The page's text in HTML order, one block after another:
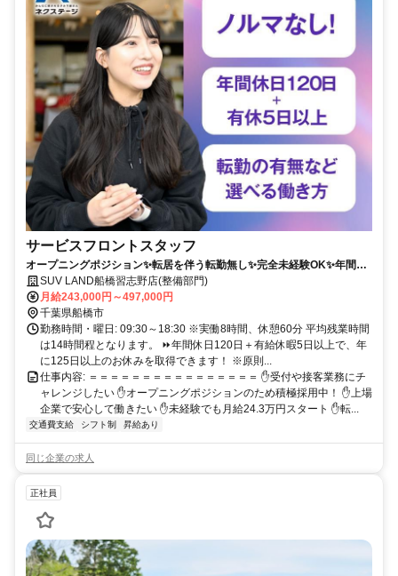
サービスフロントスタッフ
オープニングポジション✨転居を伴う転勤無し✨完全未経験OK✨年間休
日120日+有給休暇5日でワークライフバランスも充実❗
SUV LAND船橋習志野店(整備部門)
月給243,000円～497,000円
千葉県船橋市
勤務時間・曜日: 09:30～18:30 ※実働8時間、休憩60分 平均残業時間
は14時間程となります。 ⏩️年間休日120日＋有給休暇5日以上で、年
に125日以上のお休みを取得できます！ ※原則...
仕事内容: ＝＝＝＝＝＝＝＝＝＝＝＝＝＝＝＝ ✋受付や接客業務にチ
ャレンジしたい ✋オープニングポジションのため積極採用中！ ✋上場
企業で安心して働きたい ✋未経験でも月給24.3万円スタート ✋転...
交通費支給 シフト制 昇給あり
同じ企業の求人
正社員